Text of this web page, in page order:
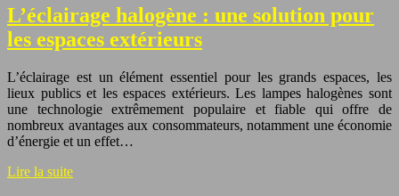
L’éclairage halogène : une solution pour
les espaces extérieurs
L’éclairage est un élément essentiel pour les grands espaces, les
lieux publics et les espaces extérieurs. Les lampes halogènes sont
une technologie extrêmement populaire et fiable qui offre de
nombreux avantages aux consommateurs, notamment une économie
d’énergie et un effet…
Lire la suite